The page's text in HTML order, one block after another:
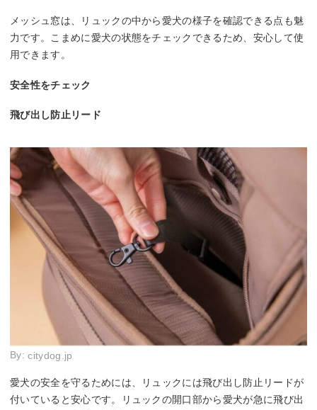
メッシュ窓は、リュックの中から愛犬の様子を確認できる点も魅
力です。こまめに愛犬の状態をチェックできるため、安心して使
用できます。
安全性をチェック
飛び出し防止リード
By:citydog.jp
愛犬の安全を守るためには、リュックには飛び出し防止リードが
付いていると安心です。リュックの開口部から愛犬が急に飛び出